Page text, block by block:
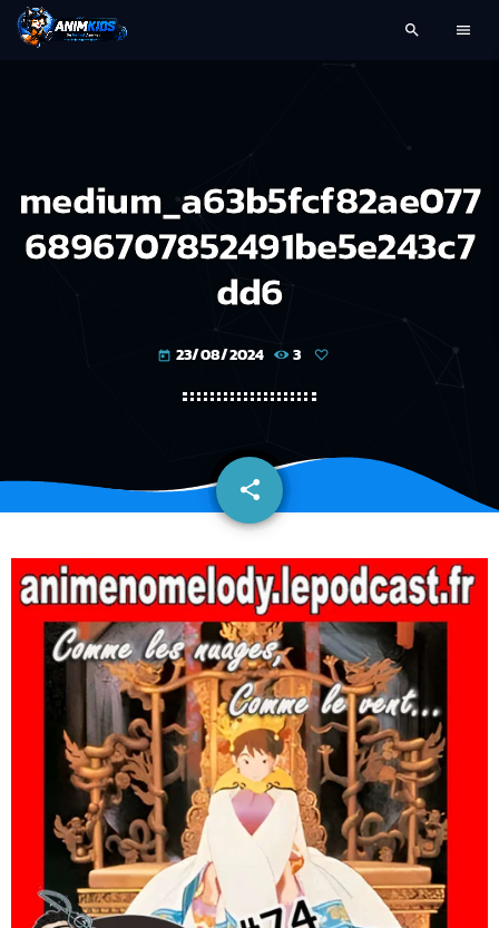
search menu
medium_a63b5fcf82ae077
6896707852491be5e243c7
dd6
today 23/08/2024 3
share
email